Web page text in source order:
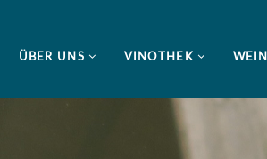
ÜBER UNS VINOTHEK